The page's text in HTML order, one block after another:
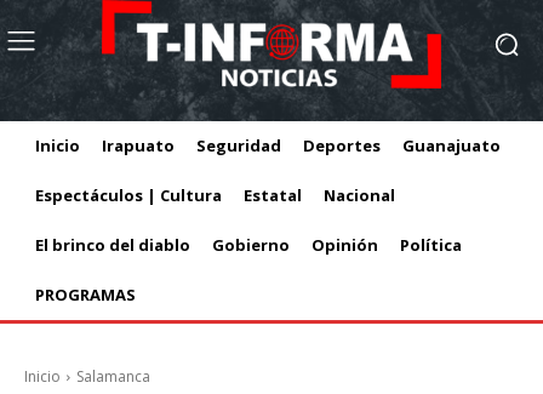
Inicio Irapuato Seguridad Deportes Guanajuato
Espectáculos | Cultura Estatal Nacional
El brinco del diablo Gobierno Opinión Política
PROGRAMAS
Inicio Salamanca